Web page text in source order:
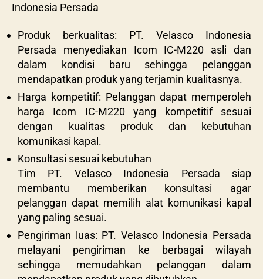
Indonesia Persada
Produk berkualitas: PT. Velasco Indonesia
Persada menyediakan Icom IC-M220 asli dan
dalam kondisi baru sehingga pelanggan
mendapatkan produk yang terjamin kualitasnya.
Harga kompetitif: Pelanggan dapat memperoleh
harga Icom IC-M220 yang kompetitif sesuai
dengan kualitas produk dan kebutuhan
komunikasi kapal.
Konsultasi sesuai kebutuhan
Tim PT. Velasco Indonesia Persada siap
membantu memberikan konsultasi agar
pelanggan dapat memilih alat komunikasi kapal
yang paling sesuai.
Pengiriman luas: PT. Velasco Indonesia Persada
melayani pengiriman ke berbagai wilayah
sehingga memudahkan pelanggan dalam